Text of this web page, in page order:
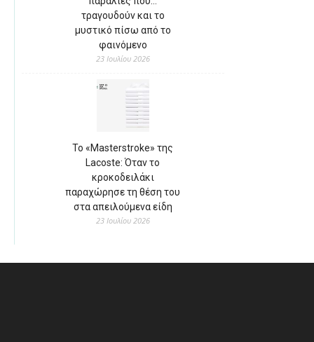
τραγουδούν και το
μυστικό πίσω από το
φαινόμενο
23 Ιουλίου 2026
Το «Masterstroke» της
Lacoste: Όταν το
κροκοδειλάκι
παραχώρησε τη θέση του
στα απειλούμενα είδη
23 Ιουλίου 2026